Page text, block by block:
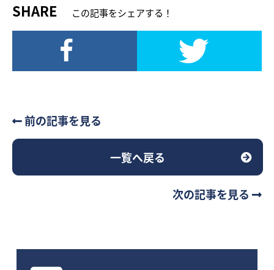
SHARE この記事をシェアする！
前の記事を見る
一覧へ戻る
次の記事を見る